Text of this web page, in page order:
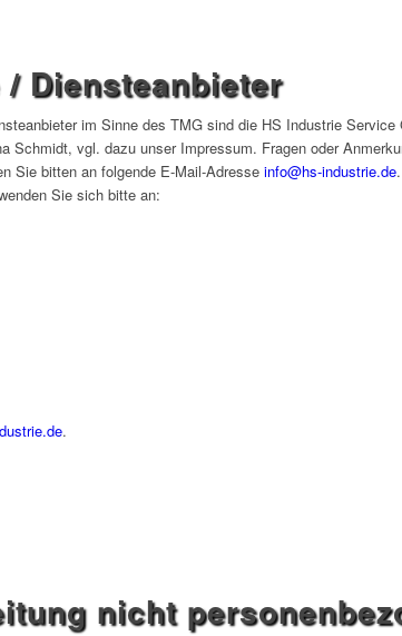
Diensteanbieter
im Sinne des TMG sind die HS Industrie Service
Schmidt, vgl. dazu unser Impressum. Fragen oder
Sie bitten an folgende E-Mail-Adresse info@hs-industrie.de.
Sie sich bitte an:
.
nicht